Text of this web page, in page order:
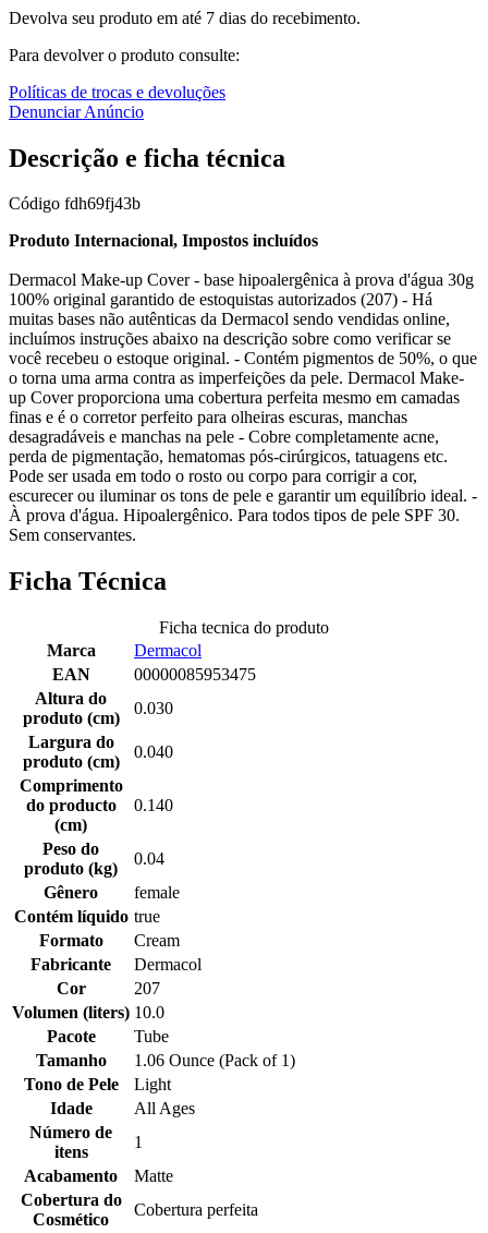
Devolva seu produto em até 7 dias do recebimento.
Para devolver o produto consulte:
Políticas de trocas e devoluções
Denunciar Anúncio
Descrição e ficha técnica
Código fdh69fj43b
Produto Internacional, Impostos incluídos
Dermacol Make-up Cover - base hipoalergênica à prova d'água 30g
100% original garantido de estoquistas autorizados (207) - Há
muitas bases não autênticas da Dermacol sendo vendidas online,
incluímos instruções abaixo na descrição sobre como verificar se
você recebeu o estoque original. - Contém pigmentos de 50%, o que
o torna uma arma contra as imperfeições da pele. Dermacol Make-
up Cover proporciona uma cobertura perfeita mesmo em camadas
finas e é o corretor perfeito para olheiras escuras, manchas
desagradáveis e manchas na pele - Cobre completamente acne,
perda de pigmentação, hematomas pós-cirúrgicos, tatuagens etc.
Pode ser usada em todo o rosto ou corpo para corrigir a cor,
escurecer ou iluminar os tons de pele e garantir um equilíbrio ideal. -
À prova d'água. Hipoalergênico. Para todos tipos de pele SPF 30.
Sem conservantes.
Ficha Técnica
Ficha tecnica do produto
Marca
Dermacol
EAN
00000085953475
Altura do
produto (cm)
0.030
Largura do
produto (cm)
0.040
Comprimento
do producto
(cm)
0.140
Peso do
produto (kg)
0.04
Gênero
female
Contém líquido true
Formato
Cream
Fabricante
Dermacol
Cor
207
Volumen (liters) 10.0
Pacote
Tube
Tamanho
1.06 Ounce (Pack of 1)
Tono de Pele
Light
Idade
All Ages
Número de
itens
1
Acabamento
Matte
Cobertura do
Cosmético
Cobertura perfeita